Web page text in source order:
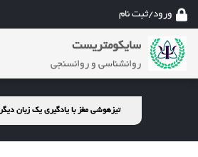
ورود/ثبت نام
سایکومتریست
روانشناسی و روانسنجی
تیزهوشی مغز با یادگیری یک زبان